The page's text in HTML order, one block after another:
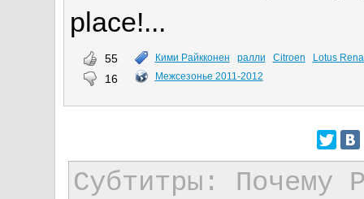
place!...
55
16
Кими Райкконен ралли Citroen
Lotus
Межсезонье 2011-2012
Субтитры: Почему